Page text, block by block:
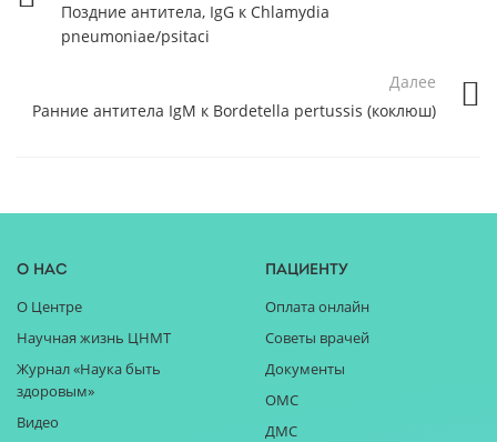
Поздние антитела, IgG к Chlamydia
pneumoniae/psitaci
Далее
Ранние антитела IgМ к Bordetella pertussis (коклюш)
О нас
О Центре
Научная жизнь ЦНМТ
Журнал «Наука быть
здоровым»
Видео
Пациенту
Оплата онлайн
Советы врачей
Документы
ОМС
ДМС